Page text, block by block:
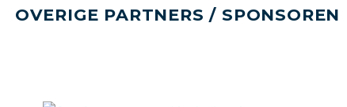
OVERIGE PARTNERS / SPONSOREN